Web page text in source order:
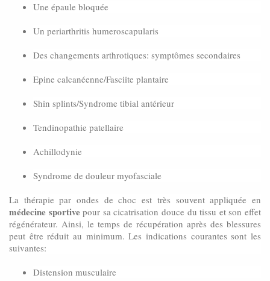
Une épaule bloquée
Un periarthritis humeroscapularis
Des changements arthrotiques: symptômes secondaires
Epine calcanéenne/Fasciite plantaire
Shin splints/Syndrome tibial antérieur
Tendinopathie patellaire
Achillodynie
Syndrome de douleur myofasciale
La thérapie par ondes de choc est très souvent appliquée en
médecine sportive pour sa cicatrisation douce du tissu et son effet
régénérateur. Ainsi, le temps de récupération après des blessures
peut être réduit au minimum. Les indications courantes sont les
suivantes:
Distension musculaire